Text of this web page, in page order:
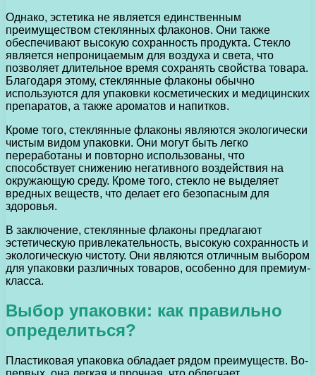
Однако, эстетика не является единственным
преимуществом стеклянных флаконов. Они также
обеспечивают высокую сохранность продукта. Стекло
является непроницаемым для воздуха и света, что
позволяет длительное время сохранять свойства товара.
Благодаря этому, стеклянные флаконы обычно
используются для упаковки косметических и медицинских
препаратов, а также ароматов и напитков.
Кроме того, стеклянные флаконы являются экологически
чистым видом упаковки. Они могут быть легко
переработаны и повторно использованы, что
способствует снижению негативного воздействия на
окружающую среду. Кроме того, стекло не выделяет
вредных веществ, что делает его безопасным для
здоровья.
В заключение, стеклянные флаконы предлагают
эстетическую привлекательность, высокую сохранность и
экологическую чистоту. Они являются отличным выбором
для упаковки различных товаров, особенно для премиум-
класса.
Выбор упаковки: как правильно
определиться?
Пластиковая упаковка обладает рядом преимуществ. Во-